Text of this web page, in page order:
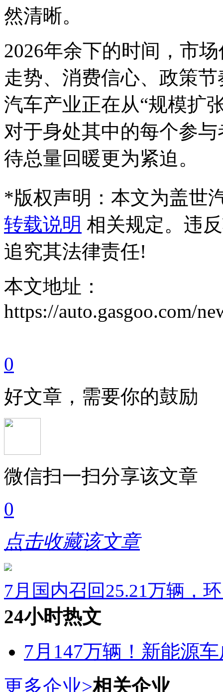
然清晰。
2026年余下的时间，市
走势、消费信心、政策
汽车产业正在从“规模扩
对于身处其中的每个参
待总量回暖更为紧迫。
*版权声明：本文为盖世
转载说明 相关规定。违
追究其法律责任!
本文地址：
https://auto.gasgoo.com/
0
好文章，需要你的鼓励
微信扫一扫分享该文章
0
点击收藏该文章
7月国内召回25.21万辆，
24小时热文
7月147万辆！新能源
更多企业>相关企业